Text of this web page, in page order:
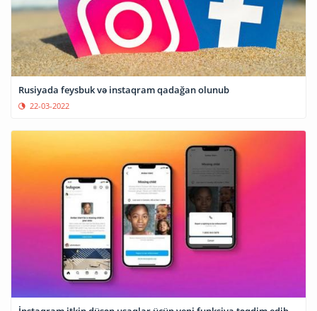
Rusiyada feysbuk və instaqram qadağan olunub
22-03-2022